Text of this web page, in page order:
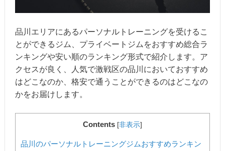
品川エリアにあるパーソナルトレーニングを受けるこ
とができるジム、プライベートジムをおすすめ総合ラ
ンキングや安い順のランキング形式で紹介します。ア
クセスが良く、人気で激戦区の品川においておすすめ
はどこなのか、格安で通うことができるのはどこなの
かをお届けします。
Contents [非表示]
品川のパーソナルトレーニングジムおすすめランキン